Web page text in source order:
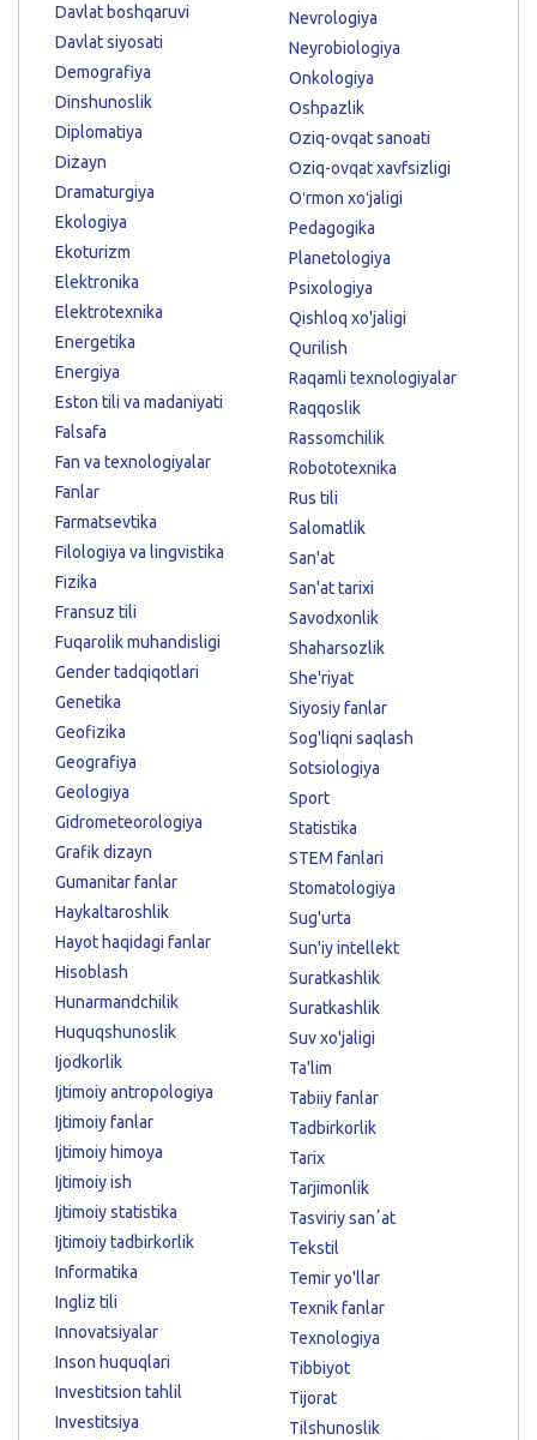
Davlat boshqaruvi
Davlat siyosati
Demografiya
Dinshunoslik
Diplomatiya
Dizayn
Dramaturgiya
Ekologiya
Ekoturizm
Elektronika
Elektrotexnika
Energetika
Energiya
Eston tili va madaniyati
Falsafa
Fan va texnologiyalar
Fanlar
Farmatsevtika
Filologiya va lingvistika
Fizika
Fransuz tili
Fuqarolik muhandisligi
Gender tadqiqotlari
Genetika
Geofizika
Geografiya
Geologiya
Gidrometeorologiya
Grafik dizayn
Gumanitar fanlar
Haykaltaroshlik
Hayot haqidagi fanlar
Hisoblash
Hunarmandchilik
Huquqshunoslik
Ijodkorlik
Ijtimoiy antropologiya
Ijtimoiy fanlar
Ijtimoiy himoya
Ijtimoiy ish
Ijtimoiy statistika
Ijtimoiy tadbirkorlik
Informatika
Ingliz tili
Innovatsiyalar
Inson huquqlari
Investitsion tahlil
Investitsiya
Nevrologiya
Neyrobiologiya
Onkologiya
Oshpazlik
Oziq-ovqat sanoati
Oziq-ovqat xavfsizligi
Oʻrmon xoʻjaligi
Pedagogika
Planetologiya
Psixologiya
Qishloq xo'jaligi
Qurilish
Raqamli texnologiyalar
Raqqoslik
Rassomchilik
Robototexnika
Rus tili
Salomatlik
San'at
San'at tarixi
Savodxonlik
Shaharsozlik
She'riyat
Siyosiy fanlar
Sog'liqni saqlash
Sotsiologiya
Sport
Statistika
STEM fanlari
Stomatologiya
Sug'urta
Sun'iy intellekt
Suratkashlik
Suratkashlik
Suv xo'jaligi
Ta'lim
Tabiiy fanlar
Tadbirkorlik
Tarix
Tarjimonlik
Tasviriy sanʼat
Tekstil
Temir yo'llar
Texnik fanlar
Texnologiya
Tibbiyot
Tijorat
Tilshunoslik